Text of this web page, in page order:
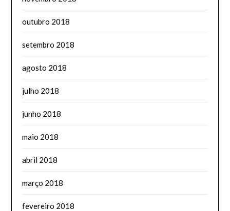
outubro 2018
setembro 2018
agosto 2018
julho 2018
junho 2018
maio 2018
abril 2018
março 2018
fevereiro 2018